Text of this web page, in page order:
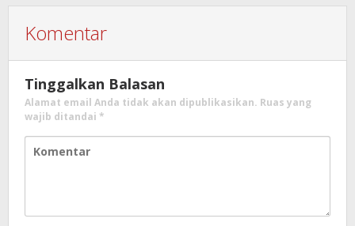
Komentar
Tinggalkan Balasan
Alamat email Anda tidak akan dipublikasikan. Ruas yang
wajib ditandai *